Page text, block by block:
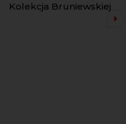
Kolekcja Bruniewskiej